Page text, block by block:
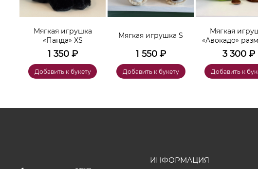
Мягкая игрушка
«Панда» XS
1 350₽
Добавить к букету
Мягкая игрушка S
1 550₽
Добавить к букету
Мягкая
«Авокадо»
3 300 ₽
Добавить к
ИНФОРМАЦИЯ